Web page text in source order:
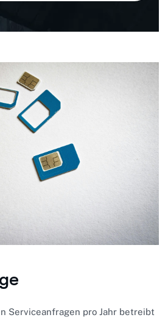
Serviceanfragen pro Jahr betreibt